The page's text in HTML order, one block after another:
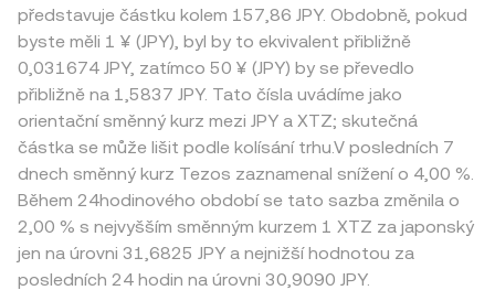
představuje částku kolem 157,86 JPY. Obdobně, pokud
byste měli 1 ¥ (JPY), byl by to ekvivalent přibližně
0,031674 JPY, zatímco 50 ¥ (JPY) by se převedlo
přibližně na 1,5837 JPY. Tato čísla uvádíme jako
orientační směnný kurz mezi JPY a XTZ; skutečná
částka se může lišit podle kolísání trhu.V posledních 7
dnech směnný kurz Tezos zaznamenal snížení o 4,00 %.
Během 24hodinového období se tato sazba změnila o
2,00 % s nejvyšším směnným kurzem 1 XTZ za japonský
jen na úrovni 31,6825 JPY a nejnižší hodnotou za
posledních 24 hodin na úrovni 30,9090 JPY.